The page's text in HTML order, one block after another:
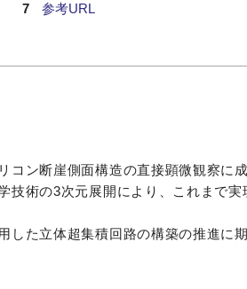
参考URL
コン断崖側面構造の直接顕微観察に成
技術の3次元展開により、これまで
した立体超集積回路の構築の推進に期